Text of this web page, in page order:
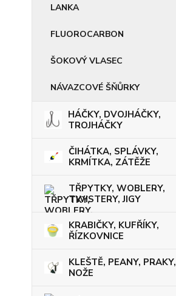
LANKA
FLUOROCARBON
ŠOKOVÝ VLASEC
NÁVAZCOVÉ ŠŇŮRKY
HÁČKY, DVOJHÁČKY,
TROJHÁČKY
ČIHÁTKA, SPLÁVKY,
KRMÍTKA, ZÁTĚŽE
TŘPYTKY, WOBLERY,
TWISTERY, JIGY
KRABIČKY, KUFŘÍKY,
ŘÍZKOVNICE
KLEŠTĚ, PEANY, PRAKY,
NOŽE